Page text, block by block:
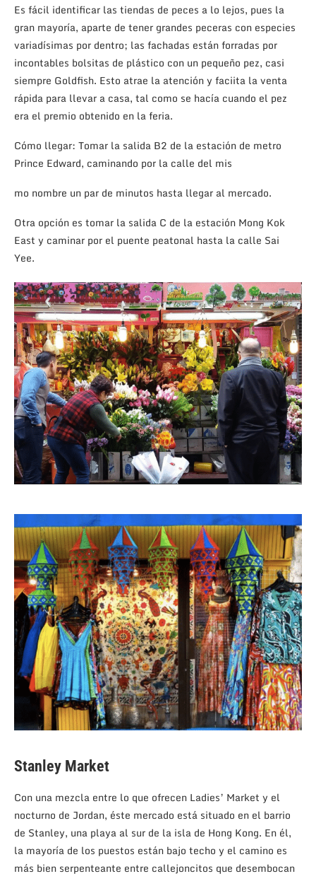
Es fácil identificar las tiendas de peces a lo lejos, pues la
gran mayoría, aparte de tener grandes peceras con especies
variadísimas por dentro; las fachadas están forradas por
incontables bolsitas de plástico con un pequeño pez, casi
siempre Goldfish. Esto atrae la atención y faciita la venta
rápida para llevar a casa, tal como se hacía cuando el pez
era el premio obtenido en la feria.
Cómo llegar: Tomar la salida B2 de la estación de metro
Prince Edward, caminando por la calle del mis
mo nombre un par de minutos hasta llegar al mercado.
Otra opción es tomar la salida C de la estación Mong Kok
East y caminar por el puente peatonal hasta la calle Sai
Yee.
Stanley Market
Con una mezcla entre lo que ofrecen Ladies’ Market y el
nocturno de Jordan, éste mercado está situado en el barrio
de Stanley, una playa al sur de la isla de Hong Kong. En él,
la mayoría de los puestos están bajo techo y el camino es
más bien serpenteante entre callejoncitos que desembocan